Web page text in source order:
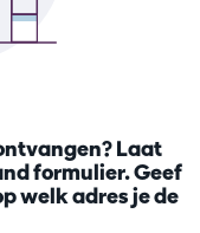
Laat
formulier. Geef
welk adres je de